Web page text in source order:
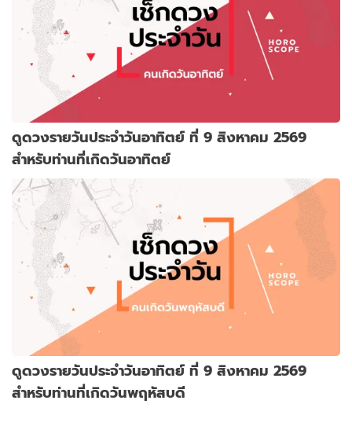
ดูดวงรายวันประจำวันอาทิตย์ ที่ 9 สิงหาคม 2569
สำหรับท่านที่เกิดวันอาทิตย์
ดูดวงรายวันประจำวันอาทิตย์ ที่ 9 สิงหาคม 2569
สำหรับท่านที่เกิดวันพฤหัสบดี